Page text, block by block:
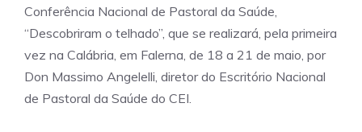
Conferência Nacional de Pastoral da Saúde,
“Descobriram o telhado”, que se realizará, pela primeira
vez na Calábria, em Falerna, de 18 a 21 de maio, por
Don Massimo Angelelli, diretor do Escritório Nacional
de Pastoral da Saúde do CEI.